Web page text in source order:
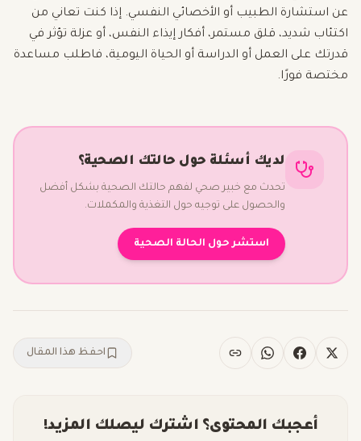
عن استشارة الطبيب أو الأخصائي النفسي. إذا كنت تعاني من
اكتئاب شديد، قلق مستمر، أفكار إيذاء النفس، أو عزلة تؤثر في
قدرتك على العمل أو الدراسة أو الحياة اليومية، فاطلب مساعدة
مختصة فورًا.
لديك أسئلة حول حالتك الصحية؟
تحدث مع خبير صحي لفهم حالتك الصحية بشكل أفضل
والحصول على توجيه حول التغذية والمكملات.
استشر حول الحالة الصحية
احفظ هذا المقال
أعجبك المحتوى؟ اشترك ليصلك المزيد!